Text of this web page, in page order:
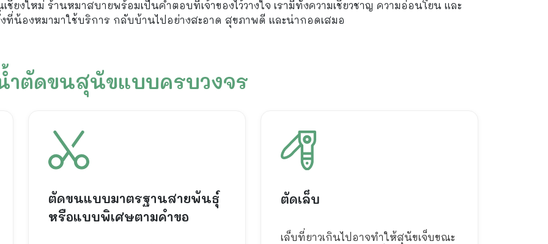
งใหม่ ร้านหมาสบายพร้อมเป็นคำตอบที่เจ้าของไว้วางใจ เรามีทั้งความเชี่ยวชาญ ความอ่อนโยน และ
ที่น้องหมามาใช้บริการ กลับบ้านไปอย่างสะอาด สุขภาพดี และน่ากอดเสมอ
ำตัดขนสุนัขแบบครบวงจร
ตัดขนแบบมาตรฐานสายพันธุ์
หรือแบบพิเศษตามคำขอ
ตัดเล็บ
เล็บที่ยาวเกินไปอาจทำให้สุนัขเจ็บขณะ